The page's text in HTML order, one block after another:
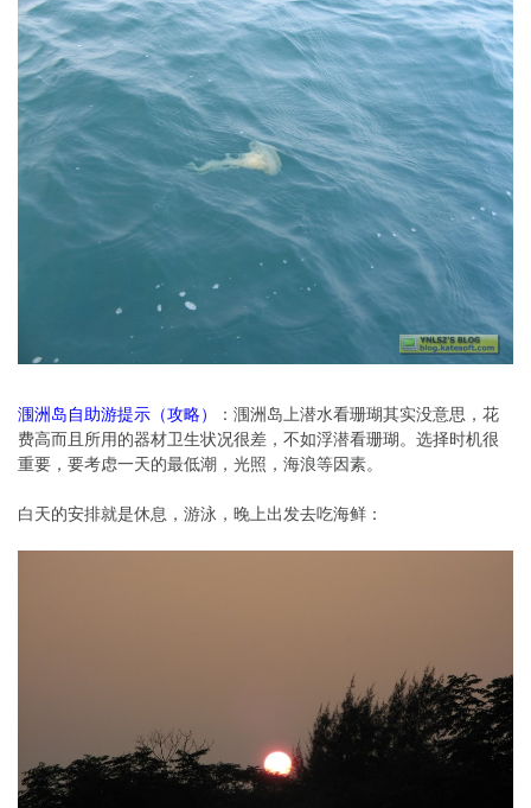
涠洲岛自助游提示（攻略）
：涠洲岛上潜水看珊瑚其实没意思，花
费高而且所用的器材卫生状况很差，不如浮潜看珊瑚。选择时机很
重要，要考虑一天的最低潮，光照，海浪等因素。
白天的安排就是休息，游泳，晚上出发去吃海鲜：